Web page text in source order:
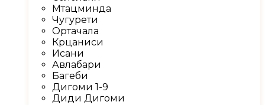
Мтацминда
Чугурети
Ортачала
Крцаниси
Исани
Авлабари
Багеби
Дигоми 1-9
Диди Дигоми